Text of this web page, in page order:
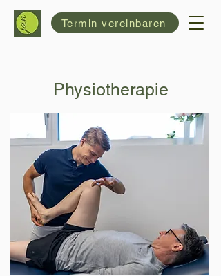
Termin vereinbaren
Physiotherapie